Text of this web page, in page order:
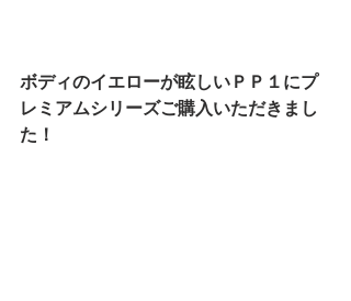
ボディのイエローが眩しいＰＰ１にプ
レミアムシリーズご購入いただきまし
た！